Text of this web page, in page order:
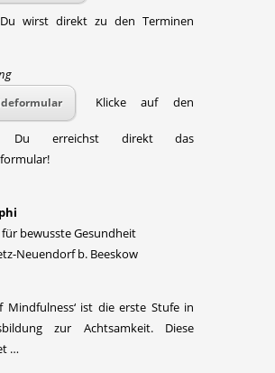
wirst direkt zu den Terminen
Klicke auf den
Du erreichst direkt das
bewusste Gesundheit
Neuendorf b. Beeskow
Mindfulness‘ ist die erste Stufe in
zur Achtsamkeit. Diese
…